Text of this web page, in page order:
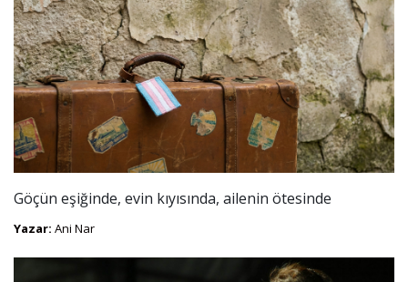
Göçün eşiğinde, evin kıyısında, ailenin ötesinde
Yazar: Ani Nar